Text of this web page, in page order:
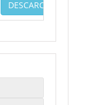
DESCARCA